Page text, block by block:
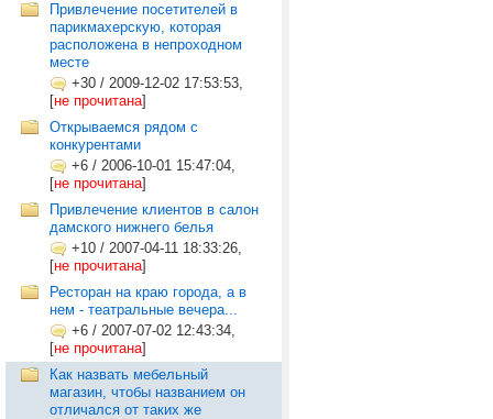
Привлечение посетителей в
парикмахерскую, которая
расположена в непроходном
месте
+30 / 2009-12-02 17:53:53,
[не прочитана]
Открываемся рядом с
конкурентами
+6 / 2006-10-01 15:47:04,
[не прочитана]
Привлечение клиентов в салон
дамского нижнего белья
+10 / 2007-04-11 18:33:26,
[не прочитана]
Ресторан на краю города, а в
нем - театральные вечера...
+6 / 2007-07-02 12:43:34,
[не прочитана]
Как назвать мебельный
магазин, чтобы названием он
отличался от таких же